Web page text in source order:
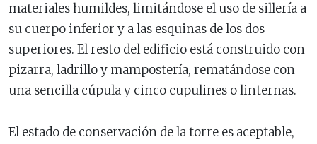
materiales humildes, limitándose el uso de sillería a
su cuerpo inferior y a las esquinas de los dos
superiores. El resto del edificio está construido con
pizarra, ladrillo y mampostería, rematándose con
una sencilla cúpula y cinco cupulines o linternas.
El estado de conservación de la torre es aceptable,